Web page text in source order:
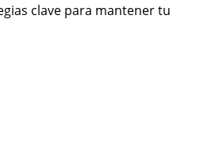
clave para mantener tu